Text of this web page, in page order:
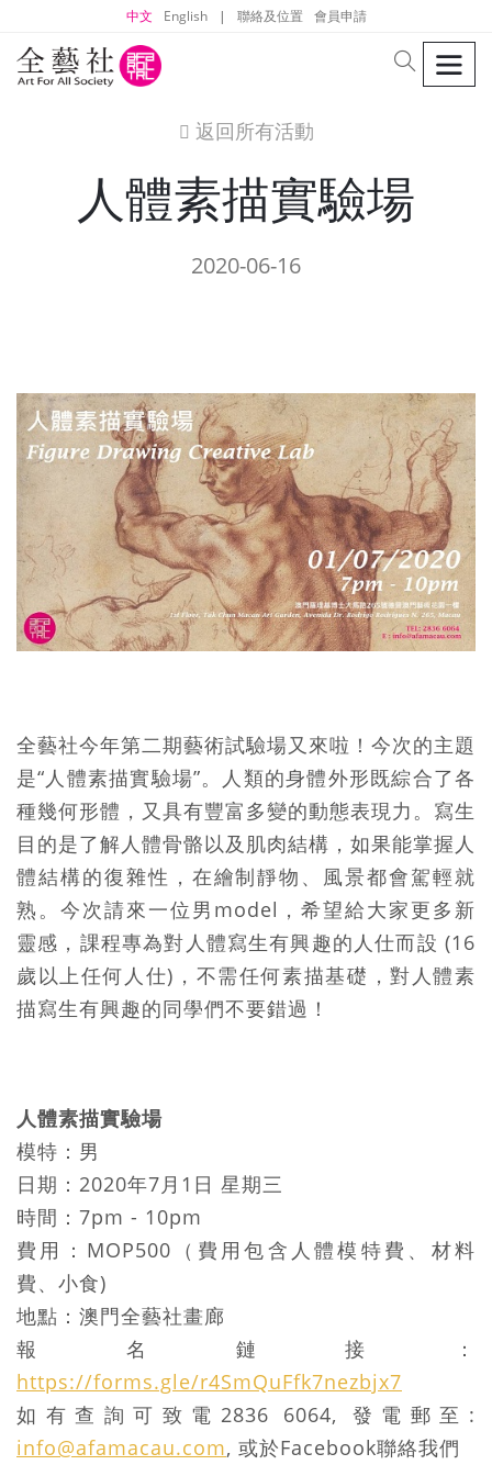
中文 English | 聯絡及位置 會員申請
search
icon
返回所有活動
人體素描實驗場
2020-06-16
全藝社今年第二期藝術試驗場又來啦！今次的主題
是“人體素描實驗場”。人類的身體外形既綜合了各
種幾何形體，又具有豐富多變的動態表現力。寫生
目的是了解人體骨骼以及肌肉結構，如果能掌握人
體結構的復雜性，在繪制靜物、風景都會駕輕就
熟。今次請來一位男model，希望給大家更多新
靈感，課程專為對人體寫生有興趣的人仕而設 (16
歲以上任何人仕)，不需任何素描基礎，對人體素
描寫生有興趣的同學們不要錯過！
人體素描實驗場
模特：男
日期：2020年7月1日 星期三
時間：7pm - 10pm
費用：MOP500（費用包含人體模特費、材料
費、小食)
地點：澳門全藝社畫廊
報名鏈接：
https://forms.gle/r4SmQuFfk7nezbjx7
如有查詢可致電2836 6064, 發電郵至:
info@afamacau.com, 或於Facebook聯絡我們